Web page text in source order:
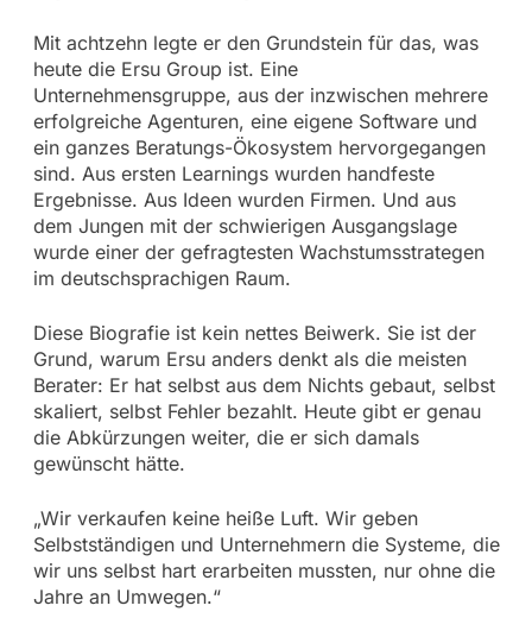
Mit achtzehn legte er den Grundstein für das, was
heute die Ersu Group ist. Eine
Unternehmensgruppe, aus der inzwischen mehrere
erfolgreiche Agenturen, eine eigene Software und
ein ganzes Beratungs-Ökosystem hervorgegangen
sind. Aus ersten Learnings wurden handfeste
Ergebnisse. Aus Ideen wurden Firmen. Und aus
dem Jungen mit der schwierigen Ausgangslage
wurde einer der gefragtesten Wachstumsstrategen
im deutschsprachigen Raum.
Diese Biografie ist kein nettes Beiwerk. Sie ist der
Grund, warum Ersu anders denkt als die meisten
Berater: Er hat selbst aus dem Nichts gebaut, selbst
skaliert, selbst Fehler bezahlt. Heute gibt er genau
die Abkürzungen weiter, die er sich damals
gewünscht hätte.
„Wir verkaufen keine heiße Luft. Wir geben
Selbstständigen und Unternehmern die Systeme, die
wir uns selbst hart erarbeiten mussten, nur ohne die
Jahre an Umwegen.“